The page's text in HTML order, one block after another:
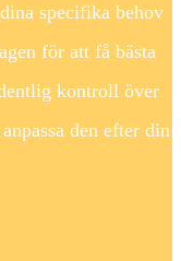
specifika behov
för att få bästa
kontroll över
den efter din